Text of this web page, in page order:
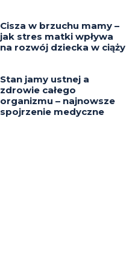
Cisza w brzuchu mamy –
jak stres matki wpływa
na rozwój dziecka w ciąży
Stan jamy ustnej a
zdrowie całego
organizmu – najnowsze
spojrzenie medyczne